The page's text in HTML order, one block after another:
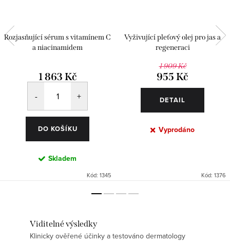
Rozjasňující sérum s vitamínem C
a niacinamidem
1 863 Kč
DO KOŠÍKU
Skladem
Kód: 1345
Vyživující pleťový olej pro jas a
regeneraci
1 909 Kč
955 Kč
DETAIL
Vyprodáno
Kód: 1376
Viditelné výsledky
Klinicky ověřené účinky a testováno dermatology